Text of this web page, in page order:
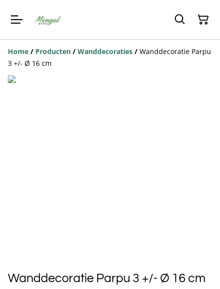
Home / Producten / Wanddecoraties / Wanddecoratie Parpu
3 +/- Ø 16 cm
Wanddecoratie Parpu 3 +/- Ø 16 cm